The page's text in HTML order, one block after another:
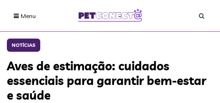
Menu
NOTÍCIAS
Aves de estimação: cuidados
essenciais para garantir bem-estar
e saúde